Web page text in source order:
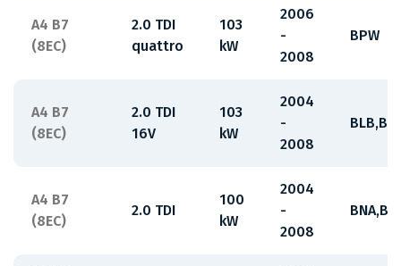
A4 B7
(8EC)
2.0 TDI
quattro
103
kW
2006
-
2008
BPW
A4 B7
(8EC)
2.0 TDI
16V
103
kW
2004
-
2008
A4 B7
(8EC)
2.0 TDI
100
kW
2004
-
2008